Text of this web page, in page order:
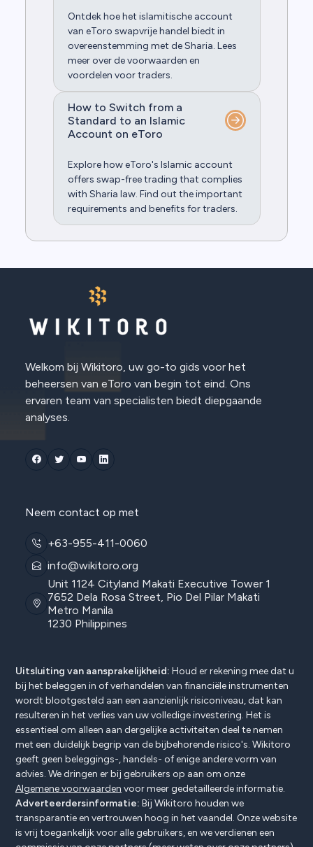
Ontdek hoe het islamitische account
van eToro swapvrije handel biedt in
overeenstemming met de Sharia. Lees
meer over de voorwaarden en
voordelen voor traders.
How to Switch from a
Standard to an Islamic
Account on eToro
Explore how eToro's Islamic account
offers swap-free trading that complies
with Sharia law. Find out the important
requirements and benefits for traders.
Welkom bij Wikitoro, uw go-to gids voor het
beheersen van eToro van begin tot eind. Ons
ervaren team van specialisten biedt diepgaande
analyses.
Neem contact op met
+63-955-411-0060
info@wikitoro.org
Unit 1124 Cityland Makati Executive Tower 1
7652 Dela Rosa Street, Pio Del Pilar Makati
Metro Manila
1230 Philippines
Uitsluiting van aansprakelijkheid: Houd er rekening mee dat u
bij het beleggen in of verhandelen van financiële instrumenten
wordt blootgesteld aan een aanzienlijk risiconiveau, dat kan
resulteren in het verlies van uw volledige investering. Het is
essentieel om alleen aan dergelijke activiteiten deel te nemen
met een duidelijk begrip van de bijbehorende risico's. Wikitoro
geeft geen beleggings-, handels- of enige andere vorm van
advies. We dringen er bij gebruikers op aan om onze
Algemene voorwaarden voor meer gedetailleerde informatie.
Adverteerdersinformatie: Bij Wikitoro houden we
transparantie en vertrouwen hoog in het vaandel. Onze website
is vrij toegankelijk voor alle gebruikers, en we verdienen een